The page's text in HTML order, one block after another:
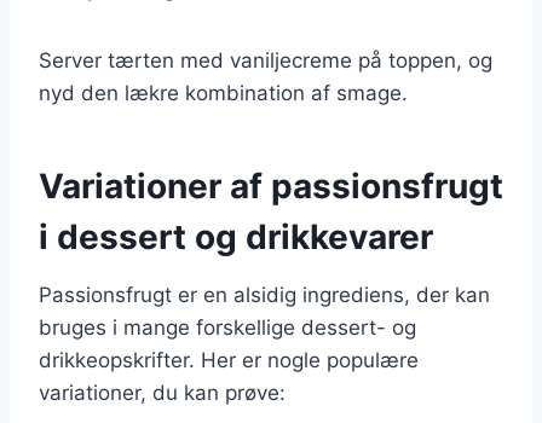
Server tærten med vaniljecreme på toppen, og
nyd den lækre kombination af smage.
Variationer af passionsfrugt
i dessert og drikkevarer
Passionsfrugt er en alsidig ingrediens, der kan
bruges i mange forskellige dessert- og
drikkeopskrifter. Her er nogle populære
variationer, du kan prøve: